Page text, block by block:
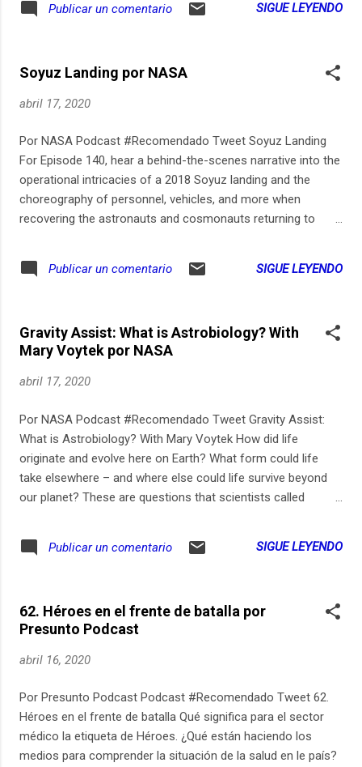
sienten como una posible “segunda avalancha”.
Publicar un comentario SIGUE LEYENDO
Soyuz Landing por NASA
abril 17, 2020
Por NASA Podcast #Recomendado Tweet Soyuz Landing
For Episode 140, hear a behind-the-scenes narrative into the
operational intricacies of a 2018 Soyuz landing and the
choreography of personnel, vehicles, and more when
recovering the astronauts and cosmonauts returning to
Publicar un comentario SIGUE LEYENDO
Gravity Assist: What is Astrobiology? With
Mary Voytek por NASA
abril 17, 2020
Por NASA Podcast #Recomendado Tweet Gravity Assist:
What is Astrobiology? With Mary Voytek How did life
originate and evolve here on Earth? What form could life
take elsewhere – and where else could life survive beyond
our planet? These are questions that scientists called
environments on Earth, astrobiologists hope to uncover new
Voytek, head of NASA’s astrobiology program, discusses in
this episode.
Publicar un comentario SIGUE LEYENDO
62. Héroes en el frente de batalla por
Presunto Podcast
abril 16, 2020
Por Presunto Podcast Podcast #Recomendado Tweet 62.
Héroes en el frente de batalla Qué significa para el sector
médico la etiqueta de Héroes. ¿Qué están haciendo los
medios para comprender la situación de la salud en le país?